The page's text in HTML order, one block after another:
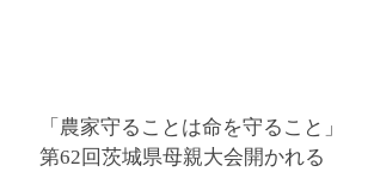
「農家守ることは命を守ること」
第62回茨城県母親大会開かれる